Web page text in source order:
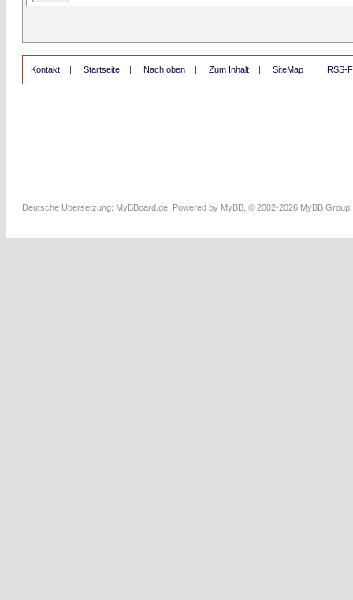
Kontakt | Startseite | Nach oben | Zum Inhalt | SiteMap | RSS-
Deutsche Übersetzung: MyBBoard.de , Powered by MyBB , © 2002-2026 MyBB Group